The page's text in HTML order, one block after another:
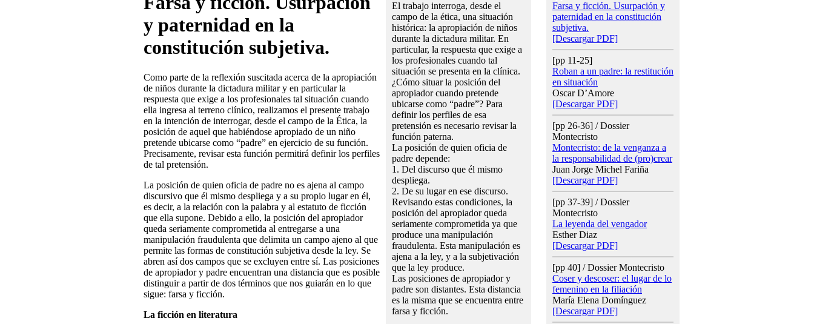
El trabajo interroga, desde el
campo de la ética, una situación
histórica: la apropiación de niños
durante la dictadura militar. En
particular, la respuesta que exige a
los profesionales cuando tal
situación se presenta en la clínica.
¿Cómo situar la posición del
apropiador cuando pretende
ubicarse como “padre”? Para
definir los perfiles de esa
pretensión es necesario revisar la
función paterna.
La posición de quien oficia de
padre depende:
1. Del discurso que él mismo
despliega.
2. De su lugar en ese discurso.
Revisando estas condiciones, la
posición del apropiador queda
seriamente comprometida ya que
produce una manipulación
fraudulenta. Esta manipulación es
ajena a la ley, y a la subjetivación
que la ley produce.
Las posiciones de apropiador y
padre son distantes. Esta distancia
es la misma que se encuentra entre
farsa y ficción.
y paternidad en la
constitución subjetiva.
Como parte de la reflexión suscitada acerca de la apropiación
de niños durante la dictadura militar y en particular la
respuesta que exige a los profesionales tal situación cuando
ella ingresa al terreno clínico, realizamos el presente trabajo
en la intención de interrogar, desde el campo de la Ética, la
posición de aquel que habiéndose apropiado de un niño
pretende ubicarse como “padre” en ejercicio de su función.
Precisamente, revisar esta función permitirá definir los perfiles
de tal pretensión.
La posición de quien oficia de padre no es ajena al campo
discursivo que él mismo despliega y a su propio lugar en él,
es decir, a la relación con la palabra y al estatuto de ficción
que ella supone. Debido a ello, la posición del apropiador
queda seriamente comprometida al entregarse a una
manipulación fraudulenta que delimita un campo ajeno al que
permite las formas de constitución subjetiva desde la ley. Se
abren así dos campos que se excluyen entre sí. Las posiciones
de apropiador y padre encuentran una distancia que es posible
distinguir a partir de dos términos que nos guiarán en lo que
sigue: farsa y ficción.
La ficción en literatura
Farsa y ficción. Usurpación y
paternidad en la constitución
subjetiva.
[Descargar PDF]
[pp 11-25]
Roban a un padre: la restitución
en situación
Oscar D’Amore
[Descargar PDF]
[pp 26-36] / Dossier
Montecristo
Montecristo: de la venganza a
la responsabilidad de (pro)crear
Juan Jorge Michel Fariña
[Descargar PDF]
[pp 37-39] / Dossier
Montecristo
La leyenda del vengador
Esther Diaz
[Descargar PDF]
[pp 40] / Dossier Montecristo
Coser y descoser: el lugar de lo
femenino en la filiación
María Elena Domínguez
[Descargar PDF]